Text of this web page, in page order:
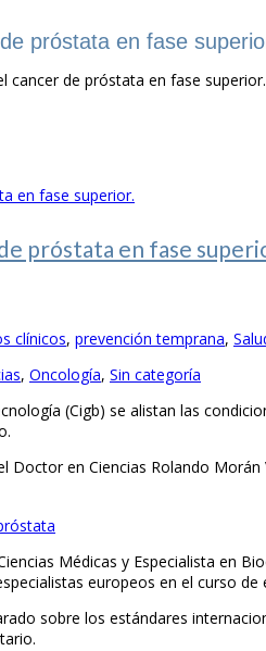
próstata en fase
cancer de próstata en fase superior.
próstata en fase
clínicos, prevención temprana,
, Oncología, Sin categoría
(Cigb) se alistan las
en Ciencias Rolando
Médicas y Especialista en
europeos en el curso de
sobre los estándares